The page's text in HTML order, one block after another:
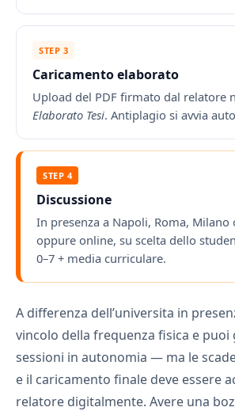
STEP 3
Caricamento elaborato
Upload del PDF firmato dal relatore
Elaborato Tesi. Antiplagio si avvia
STEP 4
Discussione
In presenza a Napoli, Roma,
oppure online, su scelta dello
0–7 + media curriculare.
A differenza dell’universita in
vincolo della frequenza fisica e puoi
sessioni in autonomia — ma le
e il caricamento finale deve essere
relatore digitalmente. Avere una